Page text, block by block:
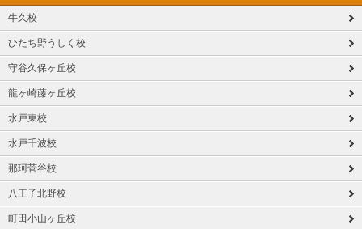
牛久校
ひたち野うしく校
守谷久保ヶ丘校
龍ヶ崎藤ヶ丘校
水戸東校
水戸千波校
那珂菅谷校
八王子北野校
町田小山ヶ丘校